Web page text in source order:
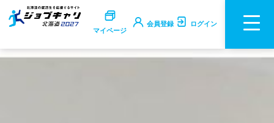
マイページ
会員登録 ログイン